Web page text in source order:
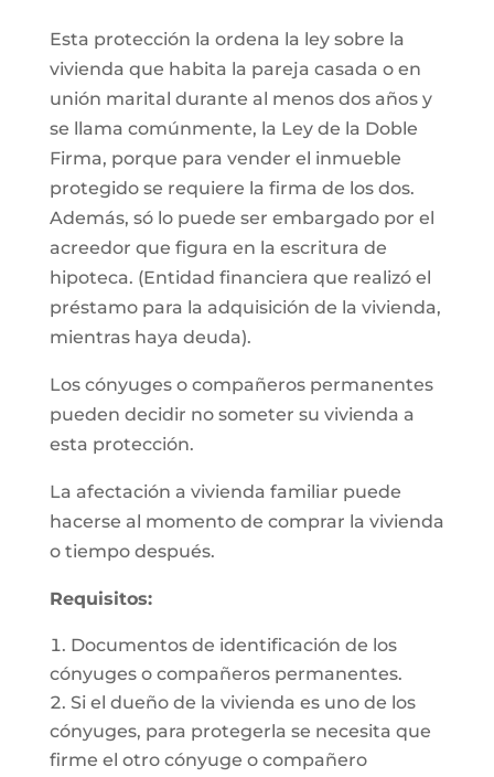
Esta protección la ordena la ley sobre la
vivienda que habita la pareja casada o en
unión marital durante al menos dos años y
se llama comúnmente, la Ley de la Doble
Firma, porque para vender el inmueble
protegido se requiere la firma de los dos.
Además, só lo puede ser embargado por el
acreedor que figura en la escritura de
hipoteca. (Entidad financiera que realizó el
préstamo para la adquisición de la vivienda,
mientras haya deuda).
Los cónyuges o compañeros permanentes
pueden decidir no someter su vivienda a
esta protección.
La afectación a vivienda familiar puede
hacerse al momento de comprar la vivienda
o tiempo después.
Requisitos:
Documentos de identificación de los
cónyuges o compañeros permanentes.
Si el dueño de la vivienda es uno de los
cónyuges, para protegerla se necesita que
firme el otro cónyuge o compañero